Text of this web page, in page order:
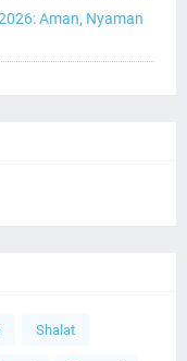
Aman, Nyaman
Shalat